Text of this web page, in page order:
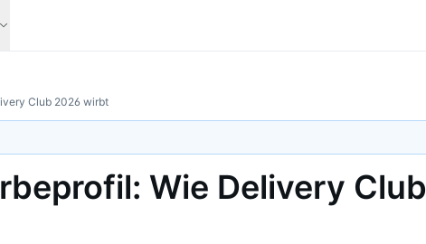
Club 2026 wirbt
Wie Delivery Club